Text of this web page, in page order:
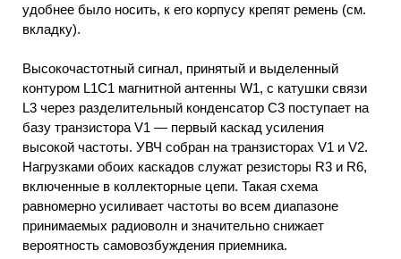
удобнее было носить, к его корпусу крепят ремень (см.
вкладку).
Высокочастотный сигнал, принятый и выделенный
контуром L1С1 магнитной антенны W1, с катушки связи
L3 через разделительный конденсатор C3 поступает на
базу транзистора V1 — первый каскад усиления
высокой частоты. УВЧ собран на транзисторах V1 и V2.
Нагрузками обоих каскадов служат резисторы R3 и R6,
включенные в коллекторные цепи. Такая схема
равномерно усиливает частоты во всем диапазоне
принимаемых радиоволн и значительно снижает
вероятность самовозбуждения приемника.